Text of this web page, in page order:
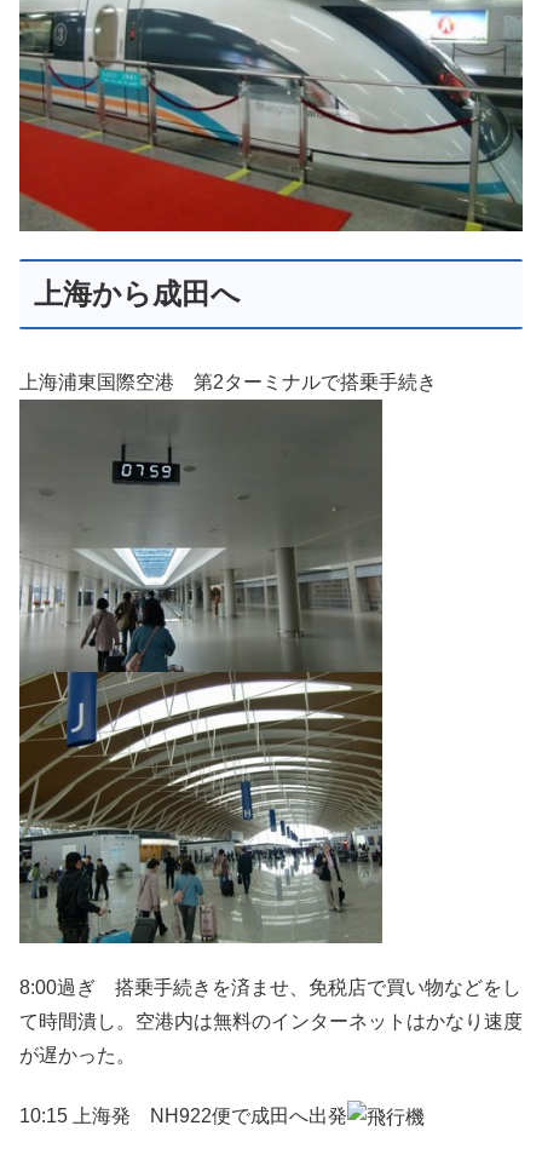
上海から成田へ
上海浦東国際空港 第2ターミナルで搭乗手続き
8:00過ぎ 搭乗手続きを済ませ、免税店で買い物などをし
て時間潰し。空港内は無料のインターネットはかなり速度
が遅かった。
10:15 上海発 NH922便で成田へ出発